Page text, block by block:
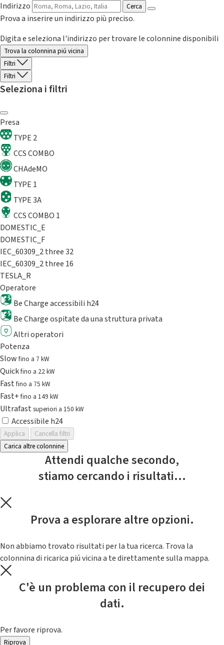
Indirizzo
Cerca
Prova a inserire un indirizzo più preciso.
Digita e seleziona l'indirizzo per trovare le colonnine disponibili
Trova la colonnina piú vicina
Filtri
Filtri
Seleziona i filtri
Presa
TYPE 2
CCS COMBO
CHAdeMO
TYPE 1
TYPE 3A
CCS COMBO 1
DOMESTIC_E
DOMESTIC_F
IEC_60309_2 three 32
IEC_60309_2 three 16
TESLA_R
Operatore
Be Charge accessibili h24
Be Charge ospitate da una struttura privata
Altri operatori
Potenza
Slowfino a 7 kW
Quickfino a 22 kW
Fastfino a 75 kW
Fast+fino a 149 kW
Ultrafast superiori a 150 kW
Accessibile h24
Applica
Cancella filtri
Carica altre colonnine
Attendi qualche secondo,
stiamo cercando i risultati...
Prova a esplorare altre opzioni.
Non abbiamo trovato risultati per la tua ricerca. Trova la
colonnina di ricarica piú vicina a te direttamente sulla mappa.
C'è un problema con il recupero dei
dati.
Per favore riprova.
Riprova